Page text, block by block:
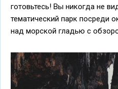
готовьтесь! Вы никогда не
тематический парк посреди
над морской гладью с